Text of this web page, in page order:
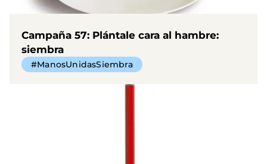
Campaña 57: Plántale cara al hambre:
siembra
#ManosUnidasSiembra